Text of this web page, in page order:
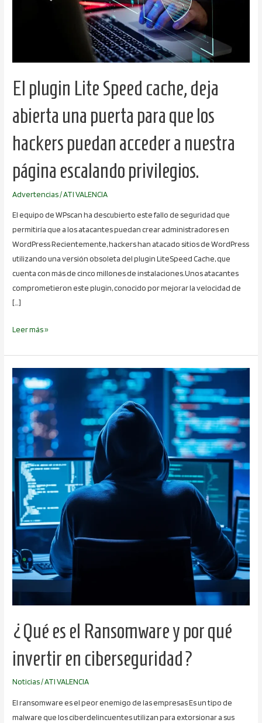
El plugin Lite Speed cache, deja
abierta una puerta para que los
hackers puedan acceder a nuestra
página escalando privilegios.
Advertencias/ATI VALENCIA
El equipo de WPscan ha descubierto este fallo de seguridad que
permitiría que a los atacantes puedan crear administradores en
WordPress Recientemente, hackers han atacado sitios de WordPress
utilizando una versión obsoleta del plugin LiteSpeed Cache, que
cuenta con más de cinco millones de instalaciones.Unos atacantes
comprometieron este plugin, conocido por mejorar la velocidad de
[…]
que
los
hackers
puedan
acceder
nuestra
página
escalando
privilegios.
Leer más »
¿Qué es el Ransomware y por qué
invertir en ciberseguridad?
Noticias/ATI VALENCIA
El ransomware es el peor enemigo de las empresas Es un tipo de
malware que los ciberdelincuentes utilizan para extorsionar a sus
¿Qué
es
Ransomware
por
qué
invertir
en
ciberseguridad?